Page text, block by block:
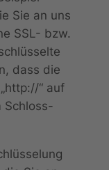
Sie an uns
SSL- bzw.
dass die
“ auf
Schloss-